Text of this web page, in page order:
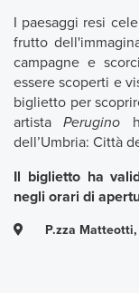
I paesaggi resi
frutto
campagne e
essere scoperti e
biglietto per
artistaPerugino
dell’Umbria: Città
Il biglietto ha
negli orari di
P.zza